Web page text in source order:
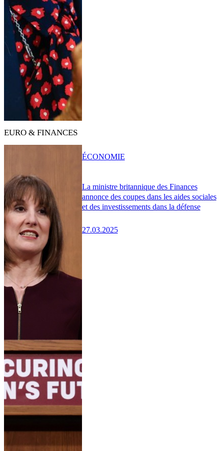
EURO & FINANCES
La ministre britannique des Finances
annonce des coupes dans les aides sociales
et des investissements dans la défense
27.03.2025
ÉCONOMIE